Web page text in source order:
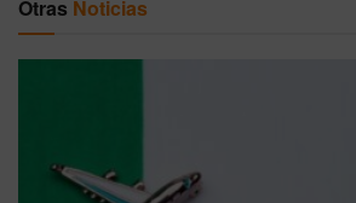
Otras Noticias